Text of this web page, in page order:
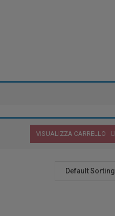
VISUALIZZA CARRELLO
Default Sorting